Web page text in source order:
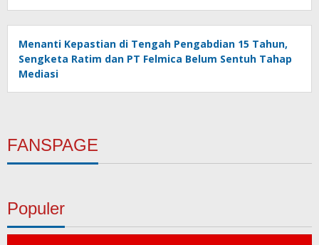
Menanti Kepastian di Tengah Pengabdian 15 Tahun,
Sengketa Ratim dan PT Felmica Belum Sentuh Tahap
Mediasi
FANSPAGE
Populer